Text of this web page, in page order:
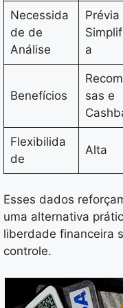
Necessida
de de
Análise
Prévia
a
Benefícios
sas e
Flexibilida
de
Alta
Esses dados
uma alternativa
liberdade financeira
controle.